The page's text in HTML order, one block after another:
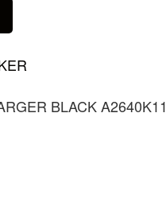
BLACK A2640K11